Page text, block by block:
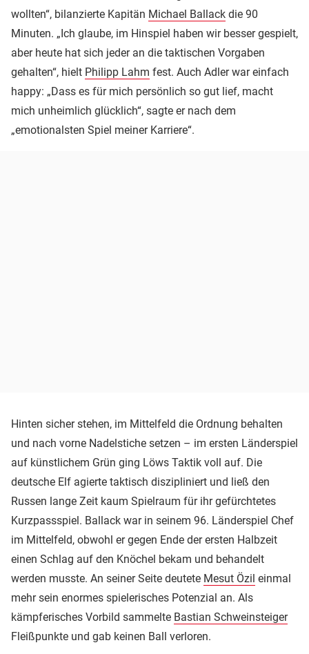
wollten“, bilanzierte Kapitän Michael Ballack die 90
Minuten. „Ich glaube, im Hinspiel haben wir besser gespielt,
aber heute hat sich jeder an die taktischen Vorgaben
gehalten“, hielt Philipp Lahm fest. Auch Adler war einfach
happy: „Dass es für mich persönlich so gut lief, macht
mich unheimlich glücklich“, sagte er nach dem
„emotionalsten Spiel meiner Karriere“.
Hinten sicher stehen, im Mittelfeld die Ordnung behalten
und nach vorne Nadelstiche setzen – im ersten Länderspiel
auf künstlichem Grün ging Löws Taktik voll auf. Die
deutsche Elf agierte taktisch diszipliniert und ließ den
Russen lange Zeit kaum Spielraum für ihr gefürchtetes
Kurzpassspiel. Ballack war in seinem 96. Länderspiel Chef
im Mittelfeld, obwohl er gegen Ende der ersten Halbzeit
einen Schlag auf den Knöchel bekam und behandelt
werden musste. An seiner Seite deutete Mesut Özil einmal
mehr sein enormes spielerisches Potenzial an. Als
kämpferisches Vorbild sammelte Bastian Schweinsteiger
Fleißpunkte und gab keinen Ball verloren.